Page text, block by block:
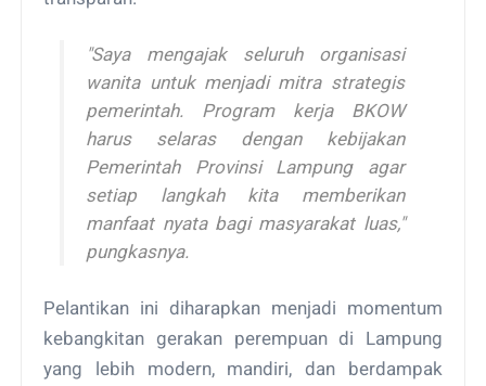
"Saya mengajak seluruh organisasi
wanita untuk menjadi mitra strategis
pemerintah. Program kerja BKOW
harus selaras dengan kebijakan
Pemerintah Provinsi Lampung agar
setiap langkah kita memberikan
manfaat nyata bagi masyarakat luas,"
pungkasnya.
Pelantikan ini diharapkan menjadi momentum
kebangkitan gerakan perempuan di Lampung
yang lebih modern, mandiri, dan berdampak